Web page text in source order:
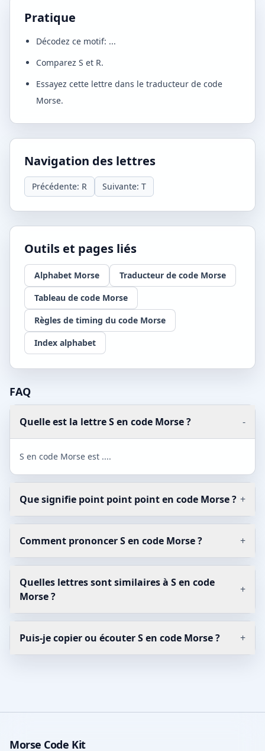
Pratique
Décodez ce motif: ...
Comparez S et R.
Essayez cette lettre dans le traducteur de code
Morse.
Navigation des lettres
Précédente: R Suivante: T
Outils et pages liés
Alphabet Morse
Traducteur de code Morse
Tableau de code Morse
Règles de timing du code Morse
Index alphabet
FAQ
Quelle est la lettre S en code Morse ? -
S en code Morse est ....
Que signifie point point point en code Morse ? +
Comment prononcer S en code Morse ? +
Quelles lettres sont similaires à S en code
Morse ?
+
Puis-je copier ou écouter S en code Morse ? +
Morse Code Kit